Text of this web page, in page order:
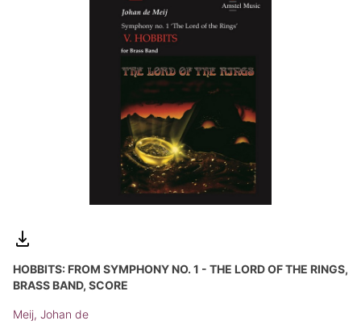
HOBBITS: FROM SYMPHONY NO. 1 - THE LORD OF THE RINGS,
BRASS BAND, SCORE
Meij, Johan de